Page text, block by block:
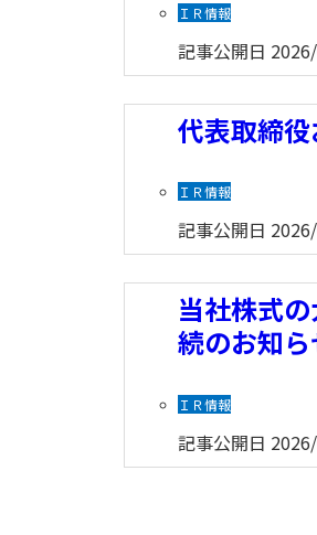
ＩＲ情報
記事公開日
代表取締
ＩＲ情報
記事公開日
当社株式
続のお知ら
ＩＲ情報
記事公開日